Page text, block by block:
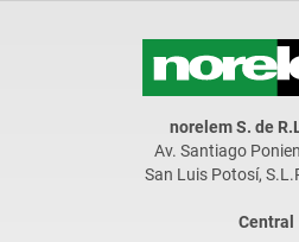
norelem S. de
Av. Santiago
San Luis Potosí,
Central